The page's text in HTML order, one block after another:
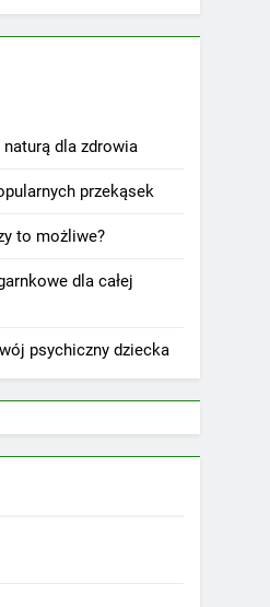
dla zdrowia
przekąsek
to możliwe?
dla całej
psychiczny dziecka